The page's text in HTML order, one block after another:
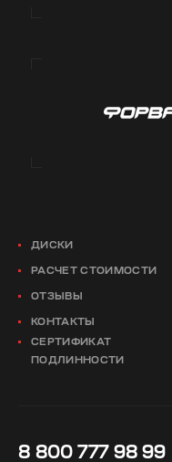
ДИСКИ
РАСЧЕТ СТОИМОСТИ
ОТЗЫВЫ
КОНТАКТЫ
СЕРТИФИКАТ
ПОДЛИННОСТИ
8 800 777 98 99